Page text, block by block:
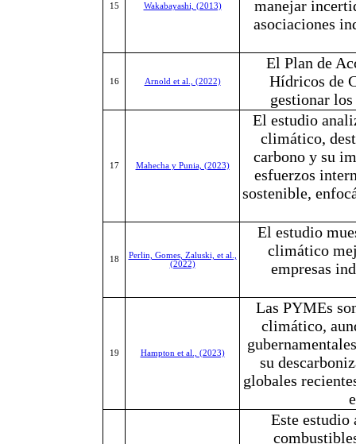
15 Wakabayashi, (2013)
manejar
asociaciones
16 Arnold et al., (2022)
El Plan de
Hídricos de
gestionar
17 Mahecha y Punia, (2023)
El estudio
climático,
carbono y su
esfuerzos
sostenible,
18
Perlin, Gomes, Zaluski, et al.,
(2022)
El estudio
climático
empresas
19 Hampton et al., (2023)
Las PYMEs
climático,
su
globales
Este estudio